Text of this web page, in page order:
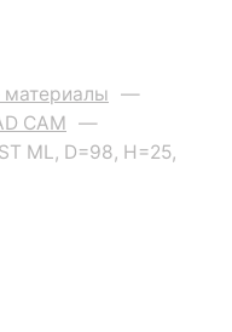
материалы —
CAM —
ML, D=98, H=25,